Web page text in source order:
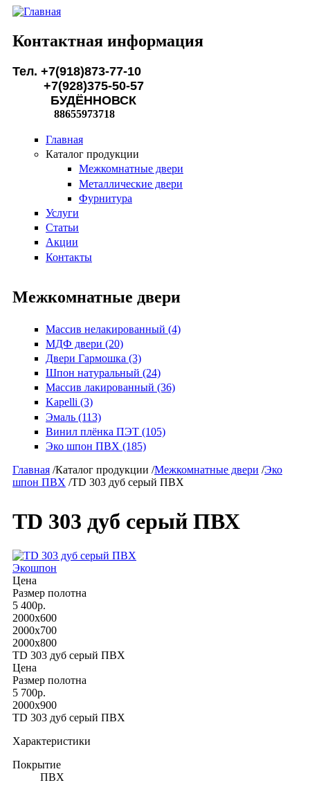
Перейти к основному содержанию
Контактная информация
Тел. +7(918)873-77-10
+7(928)375-50-57
БУДЁННОВСК
88655973718
Главная
Каталог продукции
Межкомнатные двери
Металлические двери
Фурнитура
Услуги
Статьи
Акции
Контакты
Межкомнатные двери
Массив нелакированный (4)
МДФ двери (20)
Двери Гармошка (3)
Шпон натуральный (24)
Массив лакированный (36)
Kapelli (3)
Эмаль (113)
Винил плёнка ПЭТ (105)
Эко шпон ПВХ (185)
Главная /Каталог продукции /Межкомнатные двери /Эко
шпон ПВХ /TD 303 дуб серый ПВХ
TD 303 дуб серый ПВХ
Экошпон
Цена
Размер полотна
5 400р.
2000x600
2000x700
2000x800
TD 303 дуб серый ПВХ
Цена
Размер полотна
5 700р.
2000x900
TD 303 дуб серый ПВХ
Характеристики
Покрытие
ПВХ